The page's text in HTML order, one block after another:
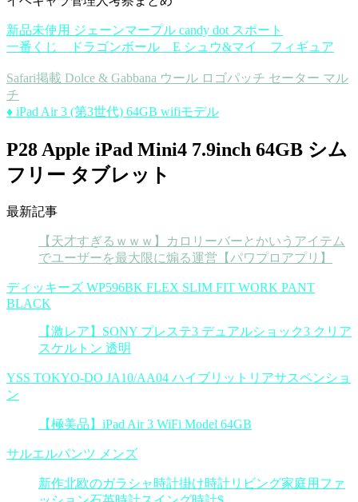
新品未使用 ジェーンマープル candy dot スポート
一番くじ ドラゴンボール E シュウ&マイ フィギュア
Safari掲載 Dolce & Gabbana ウール ロゴパッチ セーター マル
チ
♦︎ iPad Air 3 (第3世代) 64GB wifiモデル
P28 Apple iPad Mini4 7.9inch 64GB シム
フリー タブレット
最新記事
【天才すぎるｗｗｗ】カロリーバーとかいうアイテム
でユーザーを最大限に煽る運営【パワプロアプリ】
ディッキーズ WP596BK FLEX SLIM FIT WORK PANT
BLACK
【激レア】SONY プレステ3 デュアルショック3 クリア
スケルトン 透明
YSS TOKYO-DO JA10/AA04 ハイブリットリアサスペンショ
ン
【極美品】iPad Air 3 WiFi Model 64GB
サルエルパンツ メンズ
新作北欧のガラシャ時計掛け時計リビング家庭用ファ